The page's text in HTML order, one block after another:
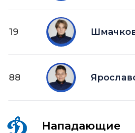
19
88
Нападающие